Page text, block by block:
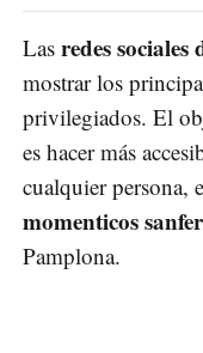
Las redes sociales
mostrar los
privilegiados. El
es hacer más
cualquier persona,
momenticos
Pamplona.